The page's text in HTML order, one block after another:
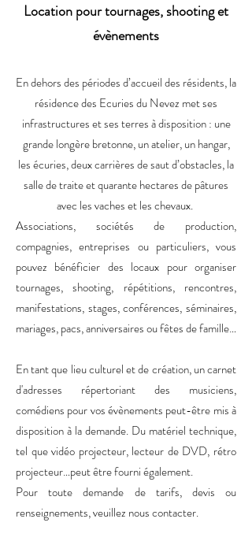
Location pour tournages, shooting et
évènements
En dehors des périodes d’accueil des résidents, la
résidence des Ecuries du Nevez met ses
infrastructures et ses terres à disposition : une
grande longère bretonne, un atelier, un hangar,
les écuries, deux carrières de saut d’obstacles, la
salle de traite et quarante hectares de pâtures
avec les vaches et les chevaux.
Associations, sociétés de production,
compagnies, entreprises ou particuliers, vous
pouvez bénéficier des locaux pour organiser
tournages, shooting, répétitions, rencontres,
manifestations, stages, conférences, séminaires,
mariages, pacs, anniversaires ou fêtes de famille…
En tant que lieu culturel et de création, un carnet
d'adresses répertoriant des musiciens,
comédiens pour vos évènements peut-être mis à
disposition à la demande. Du matériel technique,
tel que vidéo projecteur, lecteur de DVD, rétro
projecteur…peut être fourni également.
Pour toute demande de tarifs, devis ou
renseignements, veuillez nous contacter.